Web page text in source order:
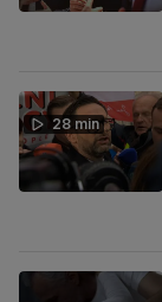
28 min